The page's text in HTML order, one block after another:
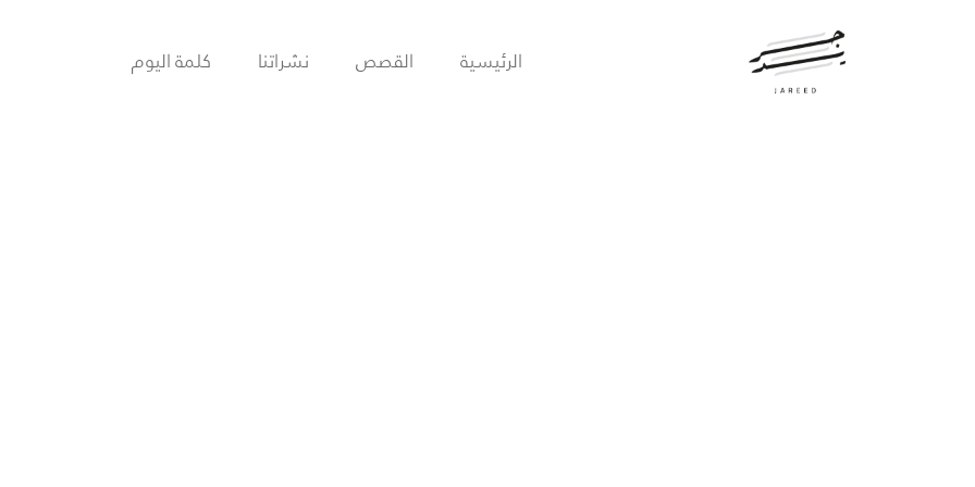
الرئيسية القصص نشراتنا كلمة اليوم